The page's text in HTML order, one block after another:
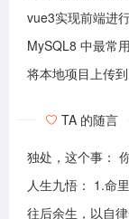
vue3实现前端进
MySQL8 中最常
将本地项目上传
TA 的随言